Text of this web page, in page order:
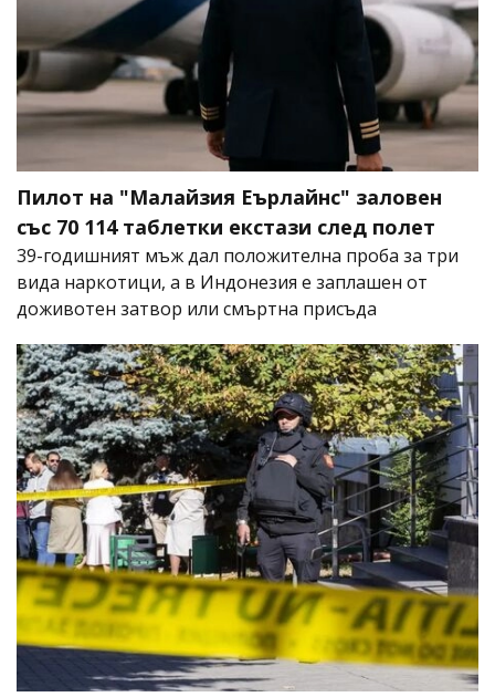
Пилот на "Малайзия Еърлайнс" заловен
със 70 114 таблетки екстази след полет
39-годишният мъж дал положителна проба за три
вида наркотици, а в Индонезия е заплашен от
доживотен затвор или смъртна присъда